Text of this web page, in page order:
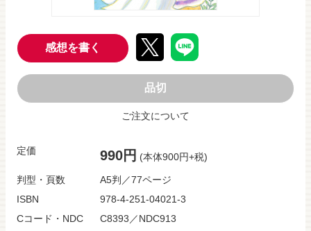
感想を書く
品切
ご注文について
定価 990円 (本体900円+税)
判型・頁数
A5判／77ページ
ISBN
978-4-251-04021-3
Cコード・NDC
C8393／NDC913